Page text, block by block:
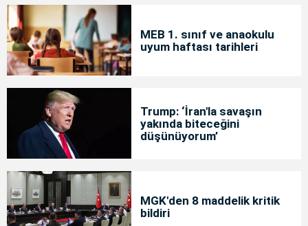
MEB 1. sınıf ve anaokulu
uyum haftası tarihleri
Trump: ‘İran'la savaşın
yakında biteceğini
düşünüyorum’
MGK'den 8 maddelik kritik
bildiri